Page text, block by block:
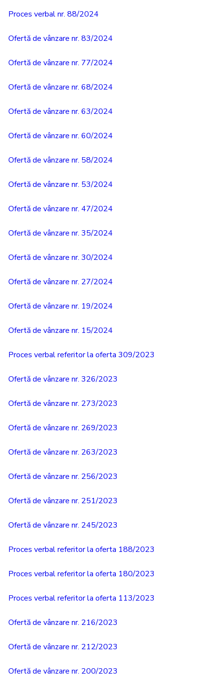
Proces verbal nr. 88/2024
Ofertă de vânzare nr. 83/2024
Ofertă de vânzare nr. 77/2024
Ofertă de vânzare nr. 68/2024
Ofertă de vânzare nr. 63/2024
Ofertă de vânzare nr. 60/2024
Ofertă de vânzare nr. 58/2024
Ofertă de vânzare nr. 53/2024
Ofertă de vânzare nr. 47/2024
Ofertă de vânzare nr. 35/2024
Ofertă de vânzare nr. 30/2024
Ofertă de vânzare nr. 27/2024
Ofertă de vânzare nr. 19/2024
Ofertă de vânzare nr. 15/2024
Proces verbal referitor la oferta 309/2023
Ofertă de vânzare nr. 326/2023
Ofertă de vânzare nr. 273/2023
Ofertă de vânzare nr. 269/2023
Ofertă de vânzare nr. 263/2023
Ofertă de vânzare nr. 256/2023
Ofertă de vânzare nr. 251/2023
Ofertă de vânzare nr. 245/2023
Proces verbal referitor la oferta 188/2023
Proces verbal referitor la oferta 180/2023
Proces verbal referitor la oferta 113/2023
Ofertă de vânzare nr. 216/2023
Ofertă de vânzare nr. 212/2023
Ofertă de vânzare nr. 200/2023